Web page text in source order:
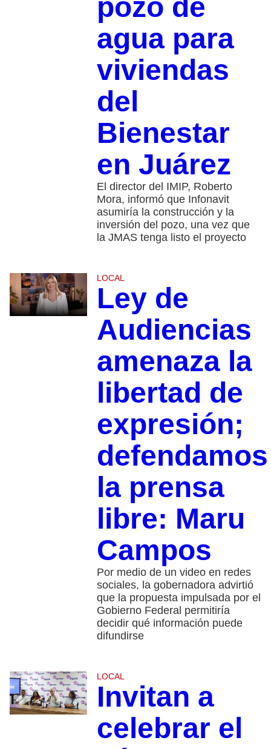
pozo de
agua para
viviendas
del
Bienestar
en Juárez
El director del IMIP, Roberto
Mora, informó que Infonavit
asumiría la construcción y la
inversión del pozo, una vez que
la JMAS tenga listo el proyecto
LOCAL
Ley de
Audiencias
amenaza la
libertad de
expresión;
defendamos
la prensa
libre: Maru
Campos
Por medio de un video en redes
sociales, la gobernadora advirtió
que la propuesta impulsada por el
Gobierno Federal permitiría
decidir qué información puede
difundirse
LOCAL
Invitan a
celebrar el